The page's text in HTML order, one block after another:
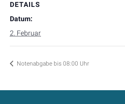
DETAILS
Datum:
2. Februar
Notenabgabe bis 08:00 Uhr